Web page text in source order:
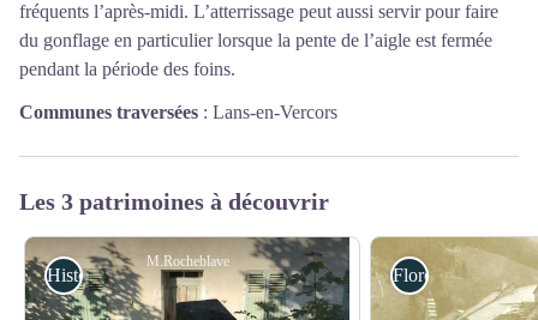
fréquents l’après-midi. L’atterrissage peut aussi servir pour faire
du gonflage en particulier lorsque la pente de l’aigle est fermée
pendant la période des foins.
Communes traversées : Lans-en-Vercors
Les 3 patrimoines à découvrir
M.Rocheblave
Histoire et patrimoine Flore